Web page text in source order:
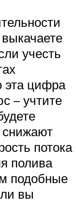
учесть
эта цифра
– учтите
потока
полива
подобные
вы